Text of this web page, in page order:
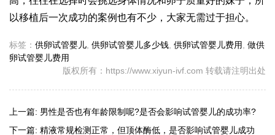
以移植后一次成功的案例也有不少，大家无需过于担心。
标签： 供卵试管婴儿, 供卵试管婴儿多少钱, 供卵试管婴儿费用, 做供
卵试管婴儿费用
版权所有：https://www.xiyun-ivf.com 转载请注明出处
上一篇: 男性是否也有年龄限制呢?是否会影响试管婴儿的成功率?
下一篇: 精液常规检测正常，但顶体酶低，是否影响试管婴儿成功